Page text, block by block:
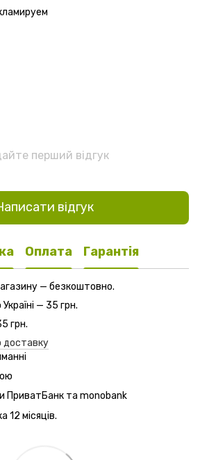
перший відгук
відгук
Оплата Гарантія
— безкоштовно.
— 35 грн.
грн.
доставку
ПриватБанк та monobank
12 місяців.